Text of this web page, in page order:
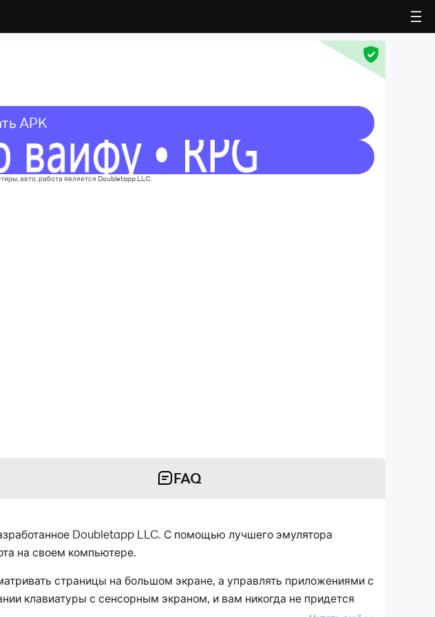
APK
авто, работа является Doubletapp LLC.
FAQ
Doubletapp LLC. С помощью лучшего эмулятора
на своем компьютере.
страницы на большом экране, а управлять приложениями с
клавиатуры с сенсорным экраном, и вам никогда не придется